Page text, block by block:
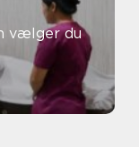
vælger du